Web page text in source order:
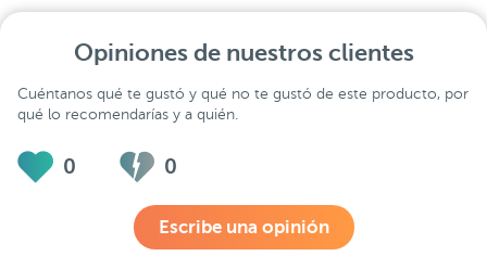
Opiniones de nuestros clientes
Cuéntanos qué te gustó y qué no te gustó de este producto, por
qué lo recomendarías y a quién.
0 0
Escribe una opinión